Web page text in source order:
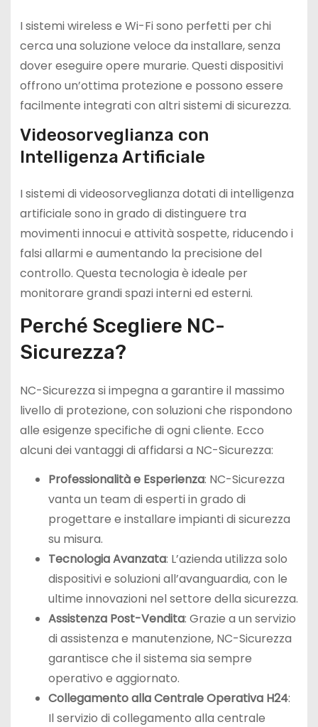
I sistemi wireless e Wi-Fi sono perfetti per chi
cerca una soluzione veloce da installare, senza
dover eseguire opere murarie. Questi dispositivi
offrono un’ottima protezione e possono essere
facilmente integrati con altri sistemi di sicurezza.
Videosorveglianza con
Intelligenza Artificiale
I sistemi di videosorveglianza dotati di intelligenza
artificiale sono in grado di distinguere tra
movimenti innocui e attività sospette, riducendo i
falsi allarmi e aumentando la precisione del
controllo. Questa tecnologia è ideale per
monitorare grandi spazi interni ed esterni.
Perché Scegliere NC-
Sicurezza?
NC-Sicurezza si impegna a garantire il massimo
livello di protezione, con soluzioni che rispondono
alle esigenze specifiche di ogni cliente. Ecco
alcuni dei vantaggi di affidarsi a NC-Sicurezza:
Professionalità e Esperienza: NC-Sicurezza
vanta un team di esperti in grado di
progettare e installare impianti di sicurezza
su misura.
Tecnologia Avanzata: L’azienda utilizza solo
dispositivi e soluzioni all’avanguardia, con le
ultime innovazioni nel settore della sicurezza.
Assistenza Post-Vendita: Grazie a un servizio
di assistenza e manutenzione, NC-Sicurezza
garantisce che il sistema sia sempre
operativo e aggiornato.
Collegamento alla Centrale Operativa H24:
Il servizio di collegamento alla centrale